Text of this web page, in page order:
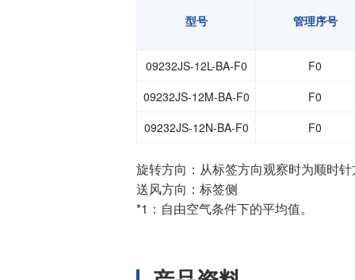
型号 管理序号
09232JS-12L-BA-F0
F0
09232JS-12M-BA-F0
F0
09232JS-12N-BA-F0
F0
旋转方向：从标签方向观察时为顺时
送风方向：标签侧
*1：自由空气条件下的平均值。